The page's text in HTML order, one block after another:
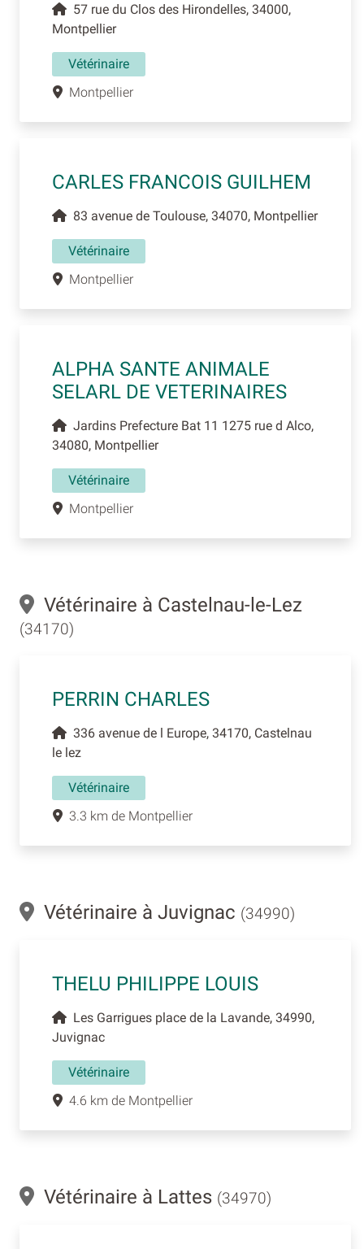
57 rue du Clos des Hirondelles, 34000,
Montpellier
Vétérinaire
Montpellier
CARLES FRANCOIS GUILHEM
83 avenue de Toulouse, 34070, Montpellier
Vétérinaire
Montpellier
ALPHA SANTE ANIMALE
SELARL DE VETERINAIRES
Jardins Prefecture Bat 11 1275 rue d Alco,
34080, Montpellier
Vétérinaire
Montpellier
Vétérinaire à Castelnau-le-Lez
(34170)
PERRIN CHARLES
336 avenue de l Europe, 34170, Castelnau
le lez
Vétérinaire
3.3 km de Montpellier
Vétérinaire à Juvignac (34990)
THELU PHILIPPE LOUIS
Les Garrigues place de la Lavande, 34990,
Juvignac
Vétérinaire
4.6 km de Montpellier
Vétérinaire à Lattes (34970)